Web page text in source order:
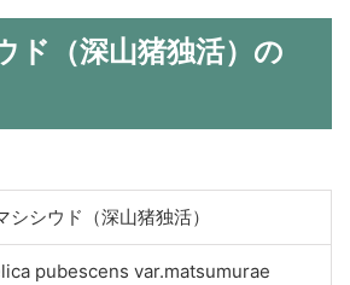
ド（深山猪独活）の
シシウド（深山猪独活）
pubescens var.matsumurae